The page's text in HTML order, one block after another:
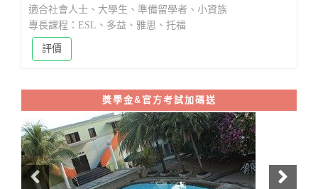
適合社會人士、大學生、準備留學者、小資族
專長課程：ESL、多益、雅思、托福
評價
獎學金&官方考試加碼送